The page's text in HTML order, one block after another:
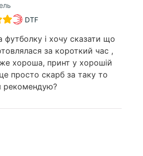
DTF
футболку і хочу сказати що
за короткий час ,
хороша, принт у хорошій
це просто скарб за таку то
рекомендую?